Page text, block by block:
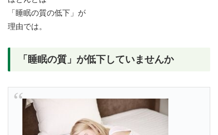
「睡眠の質の低下」が
理由では。
「睡眠の質」が低下していませんか